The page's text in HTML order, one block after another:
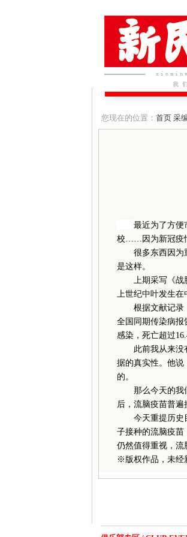
您现在的位置： 首页 采
最近为了方便
校……因为新冠疫
很多东西因为重
是这样。
上期采写《战胜
上世纪中叶发生在
根据文献记录，
全国同期传染病报
感染，死亡超过
此前我从来没有
据的真实性。他说
的。
那么今天的我们
后，流脑疫苗普遍
今天重提历史目
子接种的流脑疫苗
仍然值得重视，流
※ 版权作品，未经